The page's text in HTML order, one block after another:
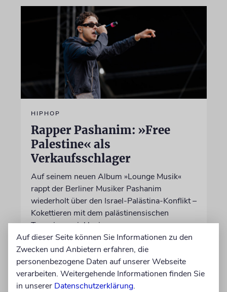
HIPHOP
Rapper Pashanim: »Free
Palestine« als
Verkaufsschlager
Auf seinem neuen Album »Lounge Musik«
rappt der Berliner Musiker Pashanim
wiederholt über den Israel-Palästina-Konflikt –
Kokettieren mit dem palästinensischen
Terrorismus inklusive
von Lennart Wilsch
07.08.2026
Auf dieser Seite können Sie Informationen zu den
Zwecken und Anbietern erfahren, die
personenbezogene Daten auf unserer Webseite
verarbeiten. Weitergehende Informationen finden Sie
in unserer Datenschutzerklärung.